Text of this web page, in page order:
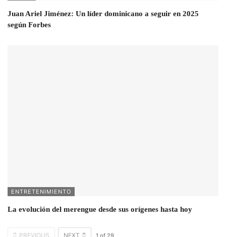
Juan Ariel Jiménez: Un líder dominicano a seguir en 2025
según Forbes
ENTRETENIMIENTO
La evolución del merengue desde sus orígenes hasta hoy
PREVIOUS NEXT 1 of 29